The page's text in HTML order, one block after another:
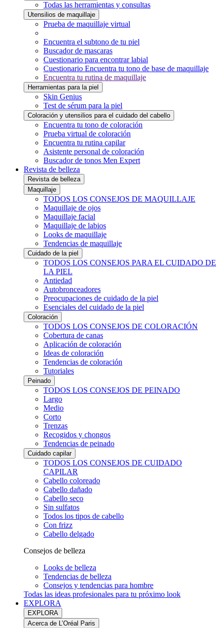
Todas las herramientas y consultas
Utensilios de maquillaje
Prueba de maquillaje virtual
Encuentra el subtono de tu piel
Buscador de mascaras
Cuestionario para encontrar labial
Cuestionario Encuentra tu tono de base de maquillaje
Encuentra tu rutina de maquillaje
Herramientas para la piel
Skin Genius
Test de sérum para la piel
Coloración y utensilios para el cuidado del cabello
Encuentra tu tono de coloración
Prueba virtual de coloración
Encuentra tu rutina capilar
Asistente personal de coloración
Buscador de tonos Men Expert
Revista de belleza
Revista de belleza
Maquillaje
TODOS LOS CONSEJOS DE MAQUILLAJE
Maquillaje de ojos
Maquillaje facial
Maquillaje de labios
Looks de maquillaje
Tendencias de maquillaje
Cuidado de la piel
TODOS LOS CONSEJOS PARA EL CUIDADO DE
LA PIEL
Antiedad
Autobronceadores
Preocupaciones de cuidado de la piel
Esenciales del cuidado de la piel
Coloración
TODOS LOS CONSEJOS DE COLORACIÓN
Cobertura de canas
Aplicación de coloración
Ideas de coloración
Tendencias de coloración
Tutoriales
Peinado
TODOS LOS CONSEJOS DE PEINADO
Largo
Medio
Corto
Trenzas
Recogidos y chongos
Tendencias de peinado
Cuidado capilar
TODOS LOS CONSEJOS DE CUIDADO
CAPILAR
Cabello coloreado
Cabello dañado
Cabello seco
Sin sulfatos
Todos los tipos de cabello
Con frizz
Cabello delgado
Consejos de belleza
Looks de belleza
Tendencias de belleza
Consejos y tendencias para hombre
Todas las ideas profesionales para tu próximo look
EXPLORA
EXPLORA
Acerca de L’Oréal Paris